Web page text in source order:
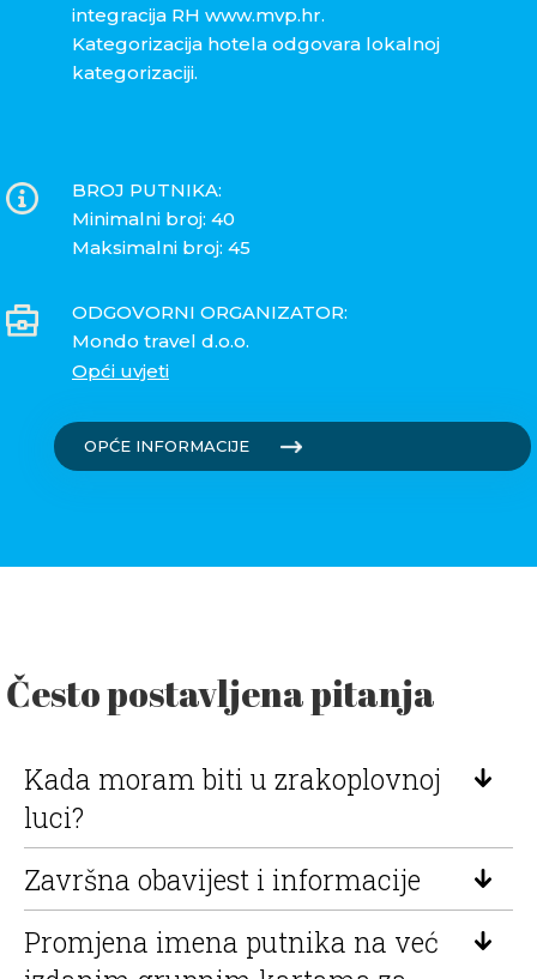
integracija RH www.mvp.hr.
Kategorizacija hotela odgovara lokalnoj
kategorizaciji.
BROJ PUTNIKA:
Minimalni broj: 40
Maksimalni broj: 45
ODGOVORNI ORGANIZATOR:
Mondo travel d.o.o.
Opći uvjeti
OPĆE INFORMACIJE
Često postavljena pitanja
Kada moram biti u zrakoplovnoj
luci?
Završna obavijest i informacije
Promjena imena putnika na već